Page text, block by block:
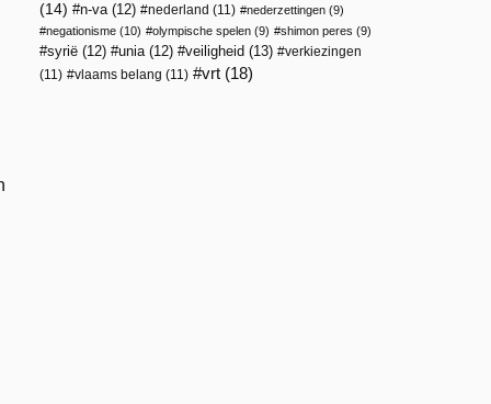
(14)
n-va(12) nederland (11) nederzettingen (9)
negationisme (10) olympische spelen (9) shimon peres (9)
syrië (12) unia(12) veiligheid (13)
verkiezingen
(11)
vlaams belang (11) vrt (18)